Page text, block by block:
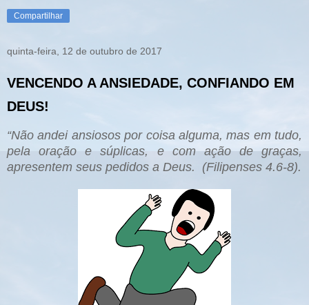
Compartilhar
quinta-feira, 12 de outubro de 2017
VENCENDO A ANSIEDADE, CONFIANDO EM
DEUS!
“Não andei ansiosos por coisa alguma, mas em tudo,
pela oração e súplicas, e com ação de graças,
apresentem seus pedidos a Deus. (Filipenses 4.6-8).